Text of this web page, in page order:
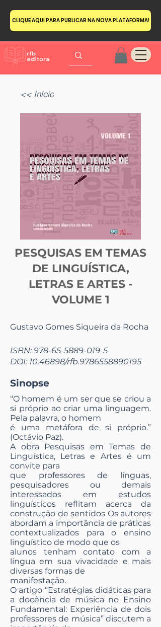
CLIQUE AQUI PARA PUBLICAR NA NOVA PLATAFORMA!
<< Início
PESQUISAS EM TEMAS
DE LINGUÍSTICA,
LETRAS E ARTES -
VOLUME 1
Gustavo Gomes Siqueira da Rocha
ISBN:978-65-5889-019-5
DOI: 10.46898/rfb.9786558890195
Sinopse
“O homem é um ser que se criou a
si próprio ao criar uma linguagem.
Pela palavra, o homem
é uma metáfora de si próprio.”
(Octávio Paz).
A obra Pesquisas em Temas de
Linguística, Letras e Artes é um
convite para
que professores de línguas,
pesquisadores ou demais
interessados em estudos
linguísticos reflitam acerca da
construção de sentidos Os autores
abordam a importância de práticas
contextualizados para o ensino
linguístico de modo que os
alunos tenham contato com a
língua em sua vivacidade e mais
diversas formas de
manifestação.
O artigo “Estratégias didáticas para
a docência de música no Ensino
Fundamental: Experiência de dois
professores de música” discutem a